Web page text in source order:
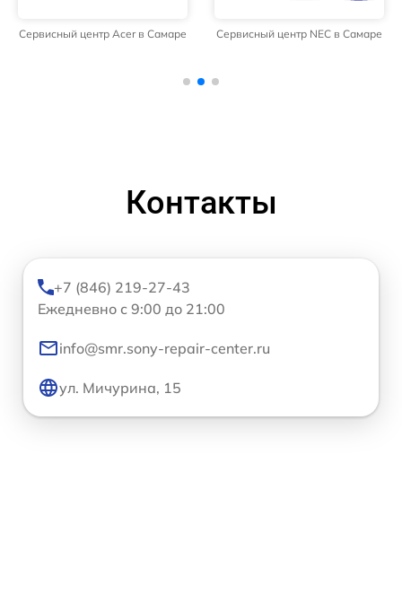
Сервисный центр Acer в Самаре Сервисный центр NEC в Самаре
Контакты
+7 (846) 219-27-43
Ежедневно с 9:00 до 21:00
info@smr.sony-repair-center.ru
ул. Мичурина, 15